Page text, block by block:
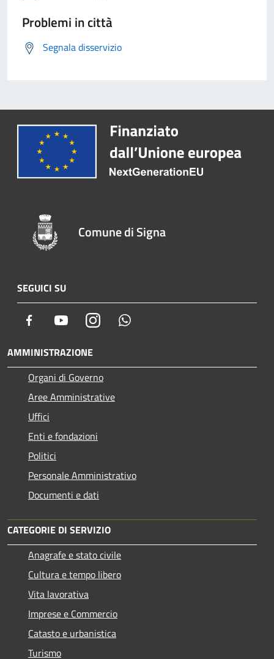
Problemi in città
Segnala disservizio
Comune di Signa
SEGUICI SU
Facebook YoutubeInstagram
AMMINISTRAZIONE
Organi di Governo
Aree Amministrative
Uffici
Enti e fondazioni
Politici
Personale Amministrativo
Documenti e dati
CATEGORIE DI SERVIZIO
Anagrafe e stato civile
Cultura e tempo libero
Vita lavorativa
Imprese e Commercio
Catasto e urbanistica
Turismo